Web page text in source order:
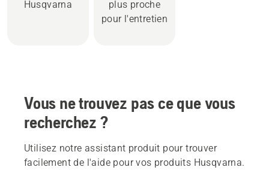
Husqvarna
plus proche
pour l'entretien
Vous ne trouvez pas ce que vous
recherchez ?
Utilisez notre assistant produit pour trouver
facilement de l'aide pour vos produits Husqvarna.